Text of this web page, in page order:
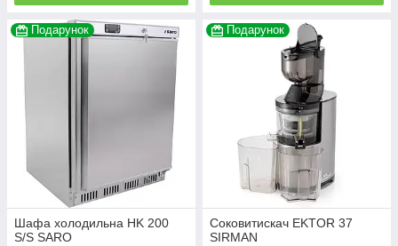
Подарунок
Шафа холодильна HK 200
S/S SARO
Подарунок
Соковитискач EKTOR 37
SIRMAN